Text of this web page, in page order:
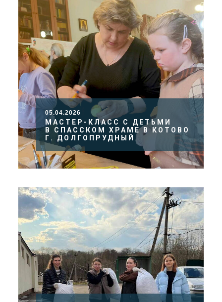
05.04.2026
МАСТЕР-КЛАСС С ДЕТЬМИ
В СПАССКОМ ХРАМЕ В КОТОВО
Г. ДОЛГОПРУДНЫЙ